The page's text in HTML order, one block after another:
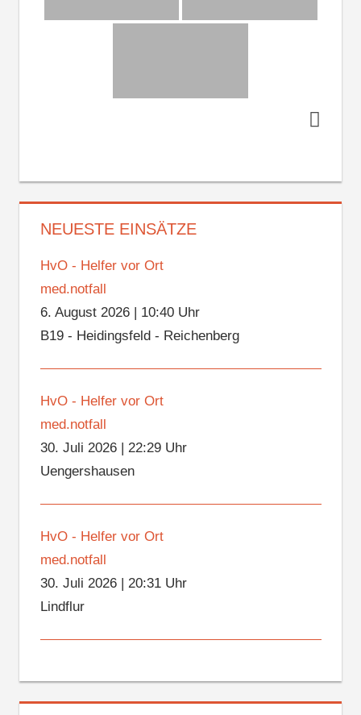
NEUESTE EINSÄTZE
HvO - Helfer vor Ort
med.notfall
6. August 2026| 10:40 Uhr
B19 - Heidingsfeld - Reichenberg
HvO - Helfer vor Ort
med.notfall
30. Juli 2026| 22:29 Uhr
Uengershausen
HvO - Helfer vor Ort
med.notfall
30. Juli 2026| 20:31 Uhr
Lindflur